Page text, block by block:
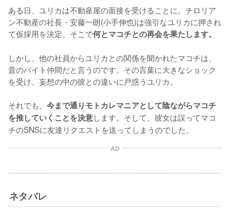
ある日、ユリカは不動産屋の面接を受けることに。チロリア
ン不動産の社長・安藤一朗(小手伸也)は強引なユリカに押され
て仮採用を決定。そこで何とマコチとの再会を果たします。
しかし、他の社員からユリカとの関係を聞かれたマコチは、
昔のバイト仲間だと言うのです。その言葉に大きなショック
を受け、妄想の中の彼との違いに戸惑うユリカ。
それでも、 今まで通りモトカレマニアとして陰ながらマコチ
を推していくことを決意します。そして、彼女は誤ってマコ
チのSNSに友達リクエストを送ってしまうのでした。
AD
ネタバレ